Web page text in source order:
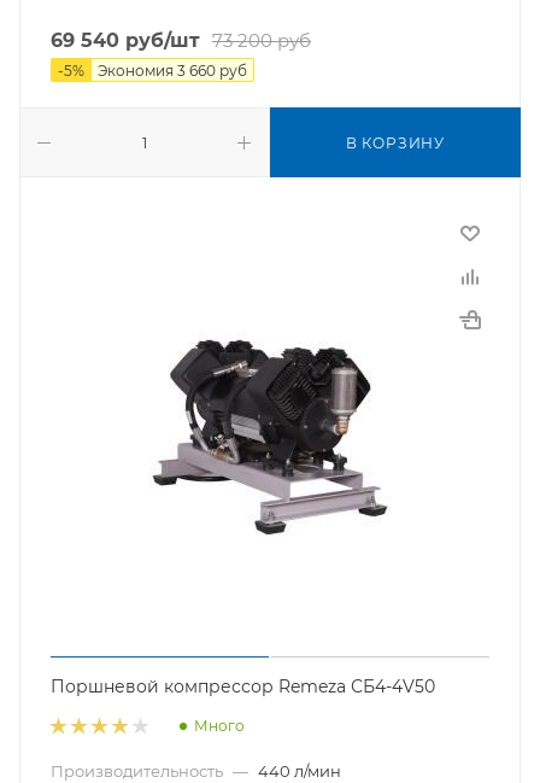
69 540 руб/шт 73 200руб
-5% Экономия 3 660 руб
В КОРЗИНУ
Поршневой компрессор Remeza СБ4-4V50
Много
Производительность — 440 л/мин